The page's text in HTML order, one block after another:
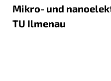
Mikro- und
TU Ilmenau